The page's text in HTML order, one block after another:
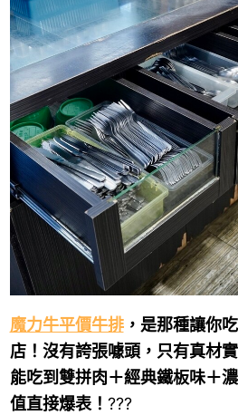
魔力牛平價牛排，是那種讓你
店！沒有誇張噱頭，只有真材
能吃到雙拼肉＋經典鐵板味＋
值直接爆表！ ???